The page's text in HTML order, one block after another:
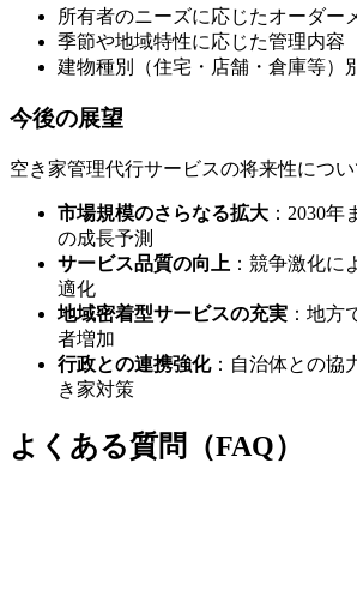
所有者のニーズに応じたオーダー
季節や地域特性に応じた管理内容
建物種別（住宅・店舗・倉庫等）
今後の展望
空き家管理代行サービスの将来性につい
市場規模のさらなる拡大 ：2030
の成長予測
サービス品質の向上 ：競争激化に
適化
地域密着型サービスの充実 ：地方
者増加
行政との連携強化：自治体との協
き家対策
よくある質問（FAQ）